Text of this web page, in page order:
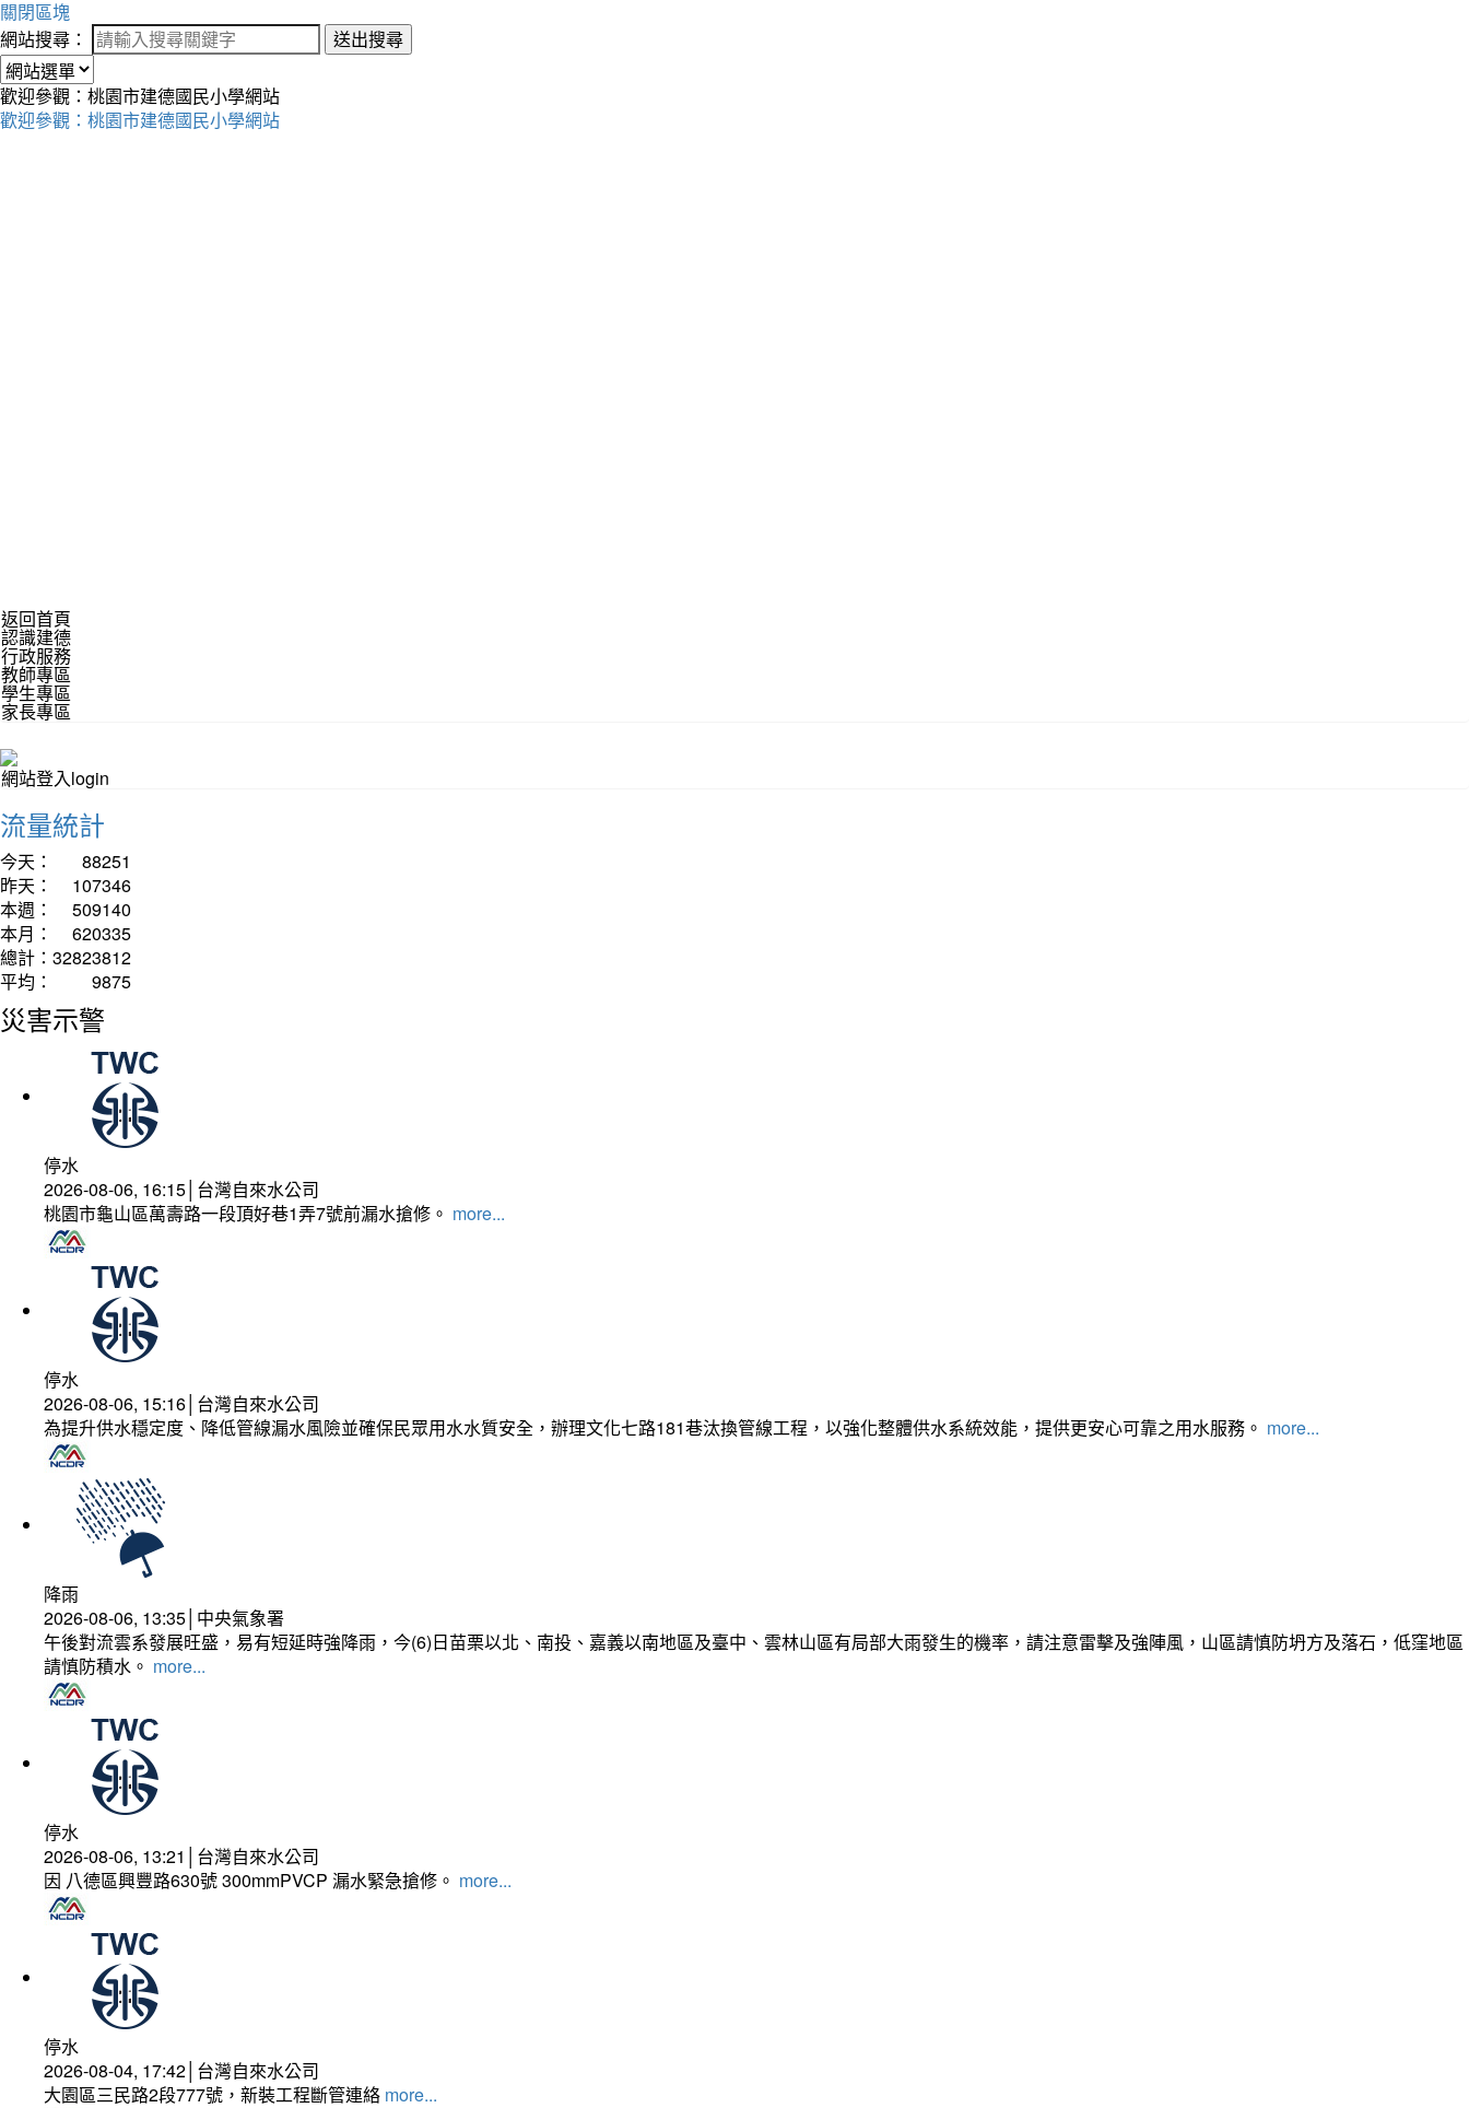
關閉區塊
網站搜尋：
送出搜尋
歡迎參觀：桃園市建德國民小學網站
歡迎參觀：桃園市建德國民小學網站
返回首頁
認識建德
行政服務
教師專區
學生專區
家長專區
網站登入login
流量統計
今天：
88251
昨天：
107346
本週：
509140
本月：
620335
總計： 32823812
平均：
9875
災害示警
停水
2026-08-06, 16:15│台灣自來水公司
桃園市龜山區萬壽路一段頂好巷1弄7號前漏水搶修。 more...
停水
2026-08-06, 15:16│台灣自來水公司
為提升供水穩定度、降低管線漏水風險並確保民眾用水水質安全，辦理文化七路181巷汰換管線工程，以強化整體供水系統效能，提供更安心可靠之用水服務。 more...
降雨
2026-08-06, 13:35│中央氣象署
午後對流雲系發展旺盛，易有短延時強降雨，今(6)日苗栗以北、南投、嘉義以南地區及臺中、雲林山區有局部大雨發生的機率，請注意雷擊及強陣風，山區請慎防坍方及落石，低窪地區
請慎防積水。 more...
停水
2026-08-06, 13:21│台灣自來水公司
因 八德區興豐路630號 300mmPVCP 漏水緊急搶修。 more...
停水
2026-08-04, 17:42│台灣自來水公司
大園區三民路2段777號，新裝工程斷管連絡 more...